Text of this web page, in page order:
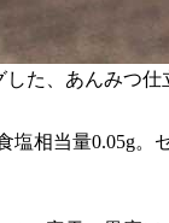
た、あんみつ仕
塩相当量0.05g